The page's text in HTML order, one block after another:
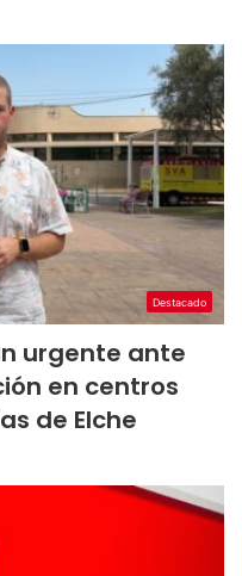
Destacado
urgente ante
en centros
de Elche